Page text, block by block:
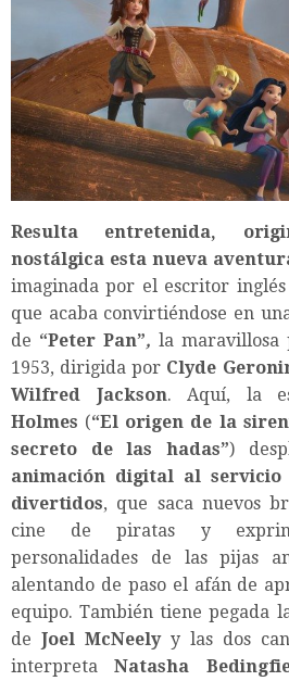
Resulta entretenida,
nostálgica esta nueva
imaginada por el escritor inglés
que acaba convirtiéndose en
de “Peter Pan”, la maravillosa
1953, dirigida por Clyde
Wilfred Jackson. Aquí, la
Holmes (“El origen de la
secreto de las hadas”)
animación digital al servicio
divertidos, que saca nuevos
cine de piratas y
personalidades de las pijas
alentando de paso el afán de
equipo. También tiene pegada
de Joel McNeelyy las dos
interpretaNatasha